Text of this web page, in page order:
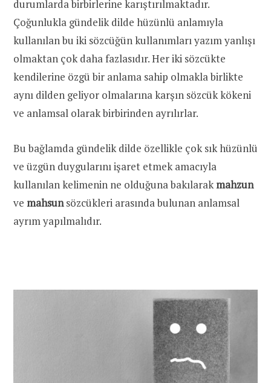
durumlarda birbirlerine karıştırılmaktadır.
Çoğunlukla gündelik dilde hüzünlü anlamıyla
kullanılan bu iki sözcüğün kullanımları yazım yanlışı
olmaktan çok daha fazlasıdır. Her iki sözcükte
kendilerine özgü bir anlama sahip olmakla birlikte
aynı dilden geliyor olmalarına karşın sözcük kökeni
ve anlamsal olarak birbirinden ayrılırlar.
Bu bağlamda gündelik dilde özellikle çok sık hüzünlü
ve üzgün duygularını işaret etmek amacıyla
kullanılan kelimenin ne olduğuna bakılarakmahzun
ve mahsunsözcükleri arasında bulunan anlamsal
ayrım yapılmalıdır.